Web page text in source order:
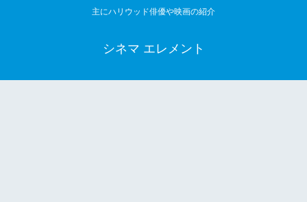
主にハリウッド俳優や映画の紹介
シネマ エレメント